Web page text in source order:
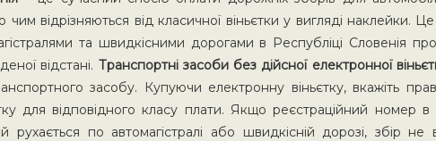
відрізняються від класичної віньєтки у вигляді
та швидкісними дорогами в Республіці Словенія
відстані. Транспортні засоби без дійсної електронної
засобу. Купуючи електронну віньєтку, вкажіть
для відповідного класу плати. Якщо реєстраційний номер
рухається по автомагістралі або швидкісній дорозі, збір